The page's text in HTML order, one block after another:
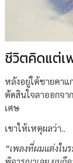
ชีวิตคิดแต่เ
หลังอยู่ใต้ชายคา
ตัดสินใจลาออกจา
เศษ
เขาให้เหตุผลว่า..
“เพลงที่ผมแต่งใน